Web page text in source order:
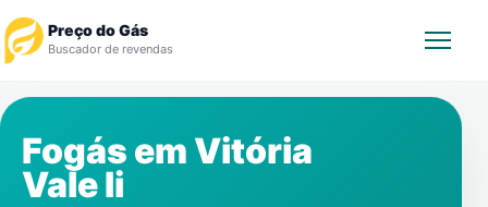
Preço do Gás
Buscador de revendas
Revendedor
Fogás em Vitória
Vale Ii